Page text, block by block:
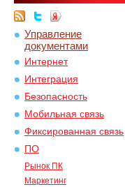
Управление
документами
Интернет
Интеграция
Безопасность
Мобильная связь
Фиксированная связь
ПО
Рынок ПК
Маркетинг